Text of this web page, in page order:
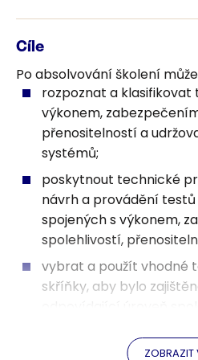
testy.
Definujte typy defektů,
pomocí nefunkčních
Důvody pro zahrnutí
testovací strategie a /
přístupu.
Hlavní aspekty, které je
plánování a specifikaci
Důvody pro zahrnutí
testovací strategie a /
přístupu.
Hlavní aspekty, které je
plánování a specifikaci
Cíle
Po absolvování školení
rozpoznat a klasifikovat
výkonem,
přenositelností a
systémů;
poskytnout technické
návrh a provádění
spojených s výkonem,
spolehlivostí,
vybrat a použít vhodné
skříňky, aby bylo
efektivně se účastnit
ZOBRAZIT